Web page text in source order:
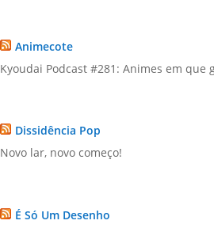
Animecote
Kyoudai Podcast #281: Animes em que
Dissidência Pop
Novo lar, novo começo!
É Só Um Desenho